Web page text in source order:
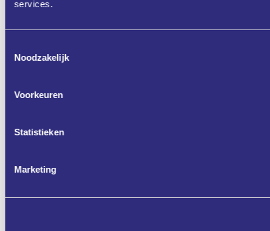
services.
Noodzakelijk
Voorkeuren
Statistieken
Marketing